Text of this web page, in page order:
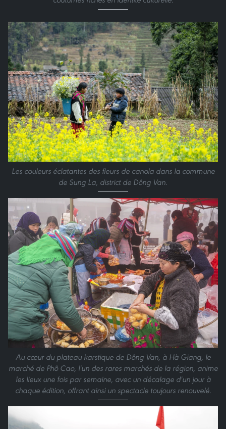
Les couleurs éclatantes des fleurs de canola dans la commune
de Sung La, district de Dông Van.
Au cœur du plateau karstique de Dông Van, à Hà Giang, le
marché de Phô Cao, l'un des rares marchés de la région, anime
les lieux une fois par semaine, avec un décalage d'un jour à
chaque édition, offrant ainsi un spectacle toujours renouvelé.